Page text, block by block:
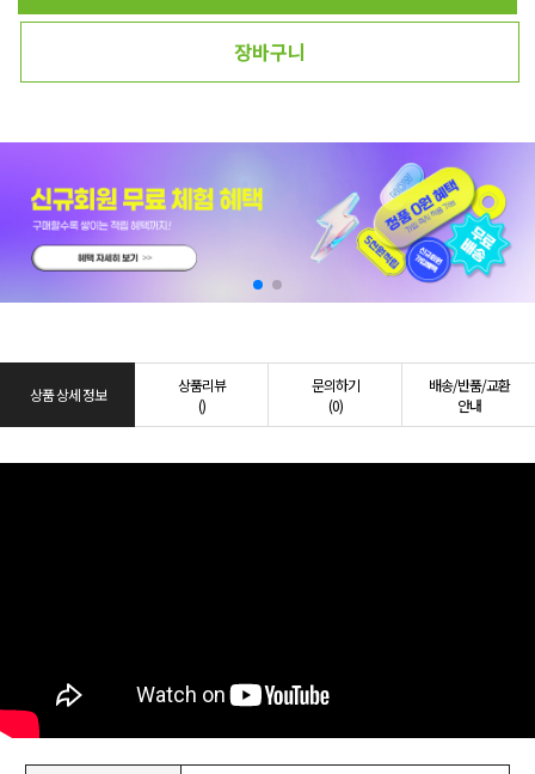
장바구니
상품 상세 정보
상품리뷰
()
문의하기
(0)
배송/반품/교환
안내